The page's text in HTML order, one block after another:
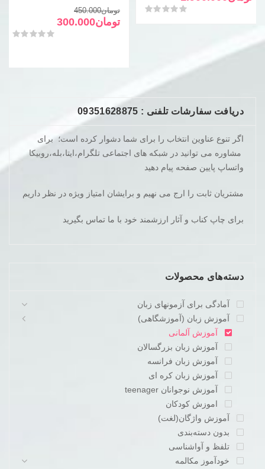
تومان3.000.000
تومان1.900.000امتیاز0از 5 تومان450.000قیمت
اصلی
تومان450.000
تومان300.000
قیمت
فعلی
تومان300.000
امتیاز0از 5
دریافت سفارشات تلفنی : 09351628875
اگر تنوع عناوین انتخاب را برای شما دشوار کرده است؛ برای
مشاوره می توانید در شبکه های اجتماعی تلگرام،ایتا،بله،روبیکا
واتساپ پایین صفحه پیام دهید
مشتریان ثابت را ارج می نهیم و برایشان امتیاز ویژه در نظر داریم
برای چاپ کناب و آثار ارزشمند خود با ما تماس بگیرید
دسته‌های محصولات
آمادگی برای آزمونهای زبان
آموزش زبان (آموزشگاهی)
آموزش آلمانی
آموزش زبان بزرگسالان
آموزش زبان فرانسه
آموزش زبان کره ای
آموزش نوجوانان teenager
اموزش کودکان
آموزش واژگان(لغت)
بدون دسته‌بندی
تلفظ و آواشناسی
خودآموز مکالمه